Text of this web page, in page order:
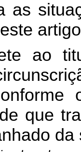
as
ao
que